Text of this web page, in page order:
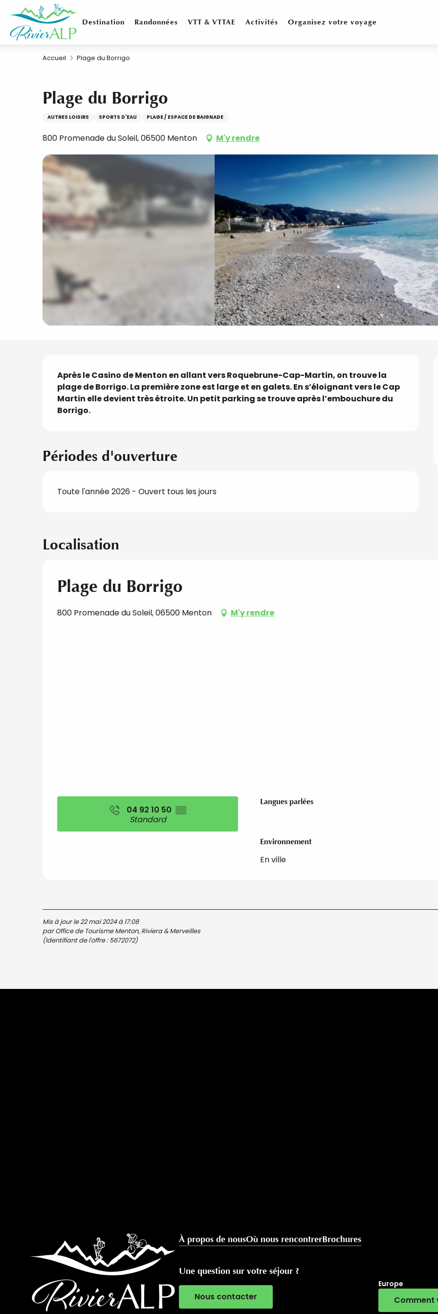
contenu
principal
Destination Randonnées VTT & VTTAE Activités Organisez votre voyage
Accueil Plage du Borrigo
Plage du Borrigo
AUTRES LOISIRS SPORTS D'EAU PLAGE / ESPACE DE BAIGNADE
800 Promenade du Soleil, 06500 Menton M'y rendre
Description
Après le Casino de Menton en allant vers Roquebrune-Cap-Martin, on trouve la
plage de Borrigo. La première zone est large et en galets. En s’éloignant vers le Cap
Martin elle devient très étroite. Un petit parking se trouve après l’embouchure du
Borrigo.
Périodes d'ouverture
Toute l'année 2026 - Ouvert tous les jours
Localisation
Plage du Borrigo
800 Promenade du Soleil, 06500 Menton M'y rendre
04 92 10 50 ▒▒
Standard
Langues parlées
Langues parlées
Environnement
Environnement
En ville
Mis à jour le 22 mai 2024 à 17:08
par Office de Tourisme Menton, Riviera & Merveilles
(Identifiant de l'offre :5672072)
À propos de nousOù nous rencontrerBrochures
Une question sur votre séjour ?
Nous contacter
Europe
Comment